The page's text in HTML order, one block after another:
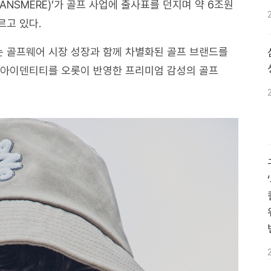
가 골프 사업에 출사표를 던지며 약 6조원
고 있다.
프웨어 시장 성장과 함께 차별화된 골프 브랜드를
이덴티티를 오롯이 반영한 프리미엄 감성의 골프